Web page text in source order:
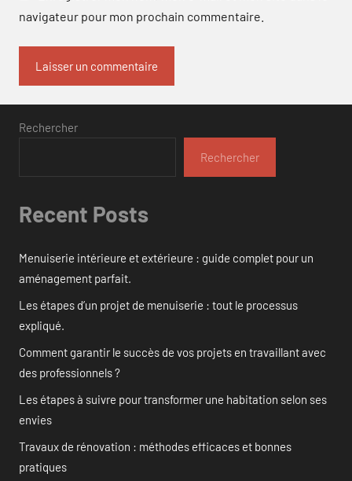
navigateur pour mon prochain commentaire.
Rechercher
Rechercher
Recent Posts
Menuiserie intérieure et extérieure : guide complet pour un
aménagement parfait.
Les étapes d’un projet de menuiserie : tout le processus
expliqué.
Comment garantir le succès de vos projets en travaillant avec
des professionnels ?
Les étapes à suivre pour transformer une habitation selon ses
envies
Travaux de rénovation : méthodes efficaces et bonnes
pratiques